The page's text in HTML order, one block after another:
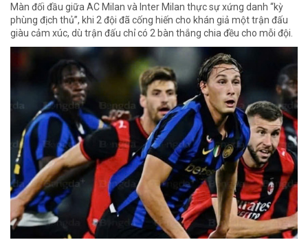
Màn đối đầu giữa AC Milan và Inter Milan thực sự xứng danh “kỳ
phùng địch thủ”, khi 2 đội đã cống hiến cho khán giả một trận đấu
giàu cảm xúc, dù trận đấu chỉ có 2 bàn thắng chia đều cho mỗi đội.